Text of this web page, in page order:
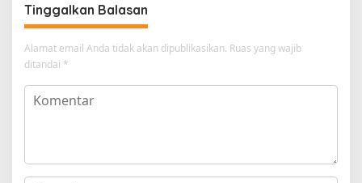
Tinggalkan Balasan
Alamat email Anda tidak akan dipublikasikan. Ruas yang wajib
ditandai *